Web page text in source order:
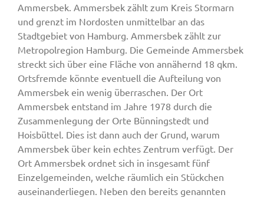
Ammersbek. Ammersbek zählt zum Kreis Stormarn
und grenzt im Nordosten unmittelbar an das
Stadtgebiet von Hamburg. Ammersbek zählt zur
Metropolregion Hamburg. Die Gemeinde Ammersbek
streckt sich über eine Fläche von annähernd 18 qkm.
Ortsfremde könnte eventuell die Aufteilung von
Ammersbek ein wenig überraschen. Der Ort
Ammersbek entstand im Jahre 1978 durch die
Zusammenlegung der Orte Bünningstedt und
Hoisbüttel. Dies ist dann auch der Grund, warum
Ammersbek über kein echtes Zentrum verfügt. Der
Ort Ammersbek ordnet sich in insgesamt fünf
Einzelgemeinden, welche räumlich ein Stückchen
auseinanderliegen. Neben den bereits genannten